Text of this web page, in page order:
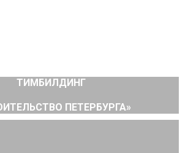
ТИМБИЛДИНГ
ПЕТЕРБУРГА»